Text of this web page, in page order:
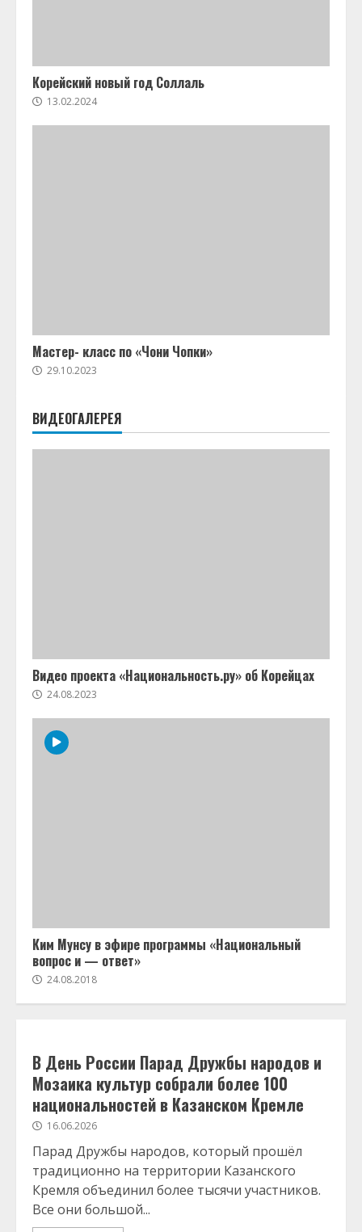
Корейский новый год Соллаль
13.02.2024
Мастер- класс по «Чони Чопки»
29.10.2023
ВИДЕОГАЛЕРЕЯ
Видео проекта «Национальность.ру» об Корейцах
24.08.2023
Ким Мунсу в эфире программы «Национальный
вопрос и — ответ»
24.08.2018
В День России Парад Дружбы народов и
Мозаика культур собрали более 100
национальностей в Казанском Кремле
16.06.2026
Парад Дружбы народов, который прошёл
традиционно на территории Казанского
Кремля объединил более тысячи участников.
Все они большой...